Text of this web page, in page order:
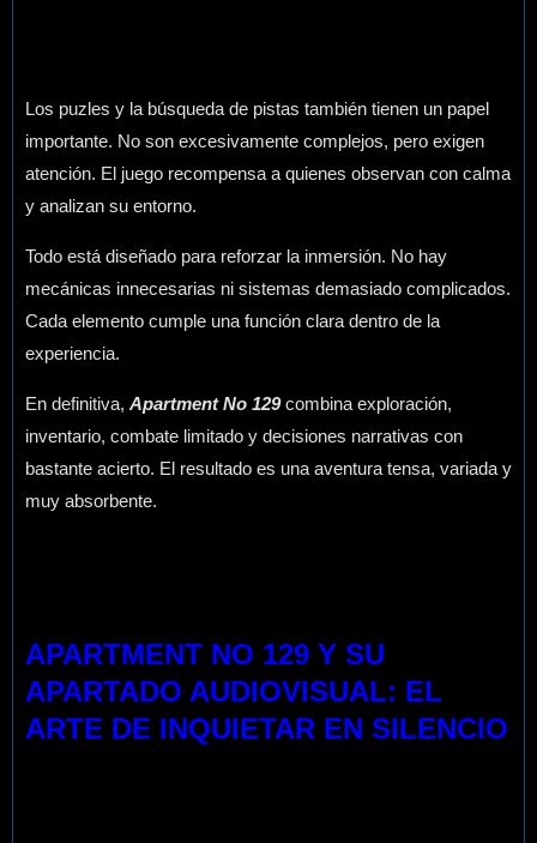
Los puzles y la búsqueda de pistas también tienen un papel
importante. No son excesivamente complejos, pero exigen
atención. El juego recompensa a quienes observan con calma
y analizan su entorno.
Todo está diseñado para reforzar la inmersión. No hay
mecánicas innecesarias ni sistemas demasiado complicados.
Cada elemento cumple una función clara dentro de la
experiencia.
En definitiva, Apartment No 129combina exploración,
inventario, combate limitado y decisiones narrativas con
bastante acierto. El resultado es una aventura tensa, variada y
muy absorbente.
APARTMENT NO 129 Y SU
APARTADO AUDIOVISUAL: EL
ARTE DE INQUIETAR EN SILENCIO